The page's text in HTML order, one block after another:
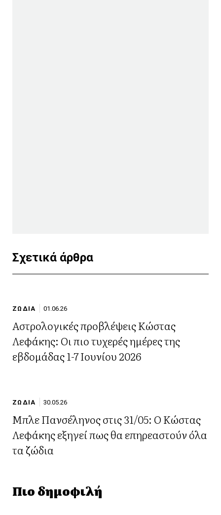
Σχετικά άρθρα
ΖΩΔΙΑ 01.06.26
Αστρολογικές προβλέψεις Κώστας
Λεφάκης: Οι πιο τυχερές ημέρες της
εβδομάδας 1-7 Ιουνίου 2026
ΖΩΔΙΑ 30.05.26
Μπλε Πανσέληνος στις 31/05: Ο Κώστας
Λεφάκης εξηγεί πως θα επηρεαστούν όλα
τα ζώδια
Πιο δημοφιλή